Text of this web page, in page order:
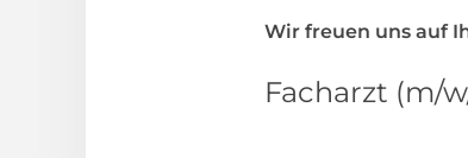
Wir freuen uns auf
Facharzt (m/